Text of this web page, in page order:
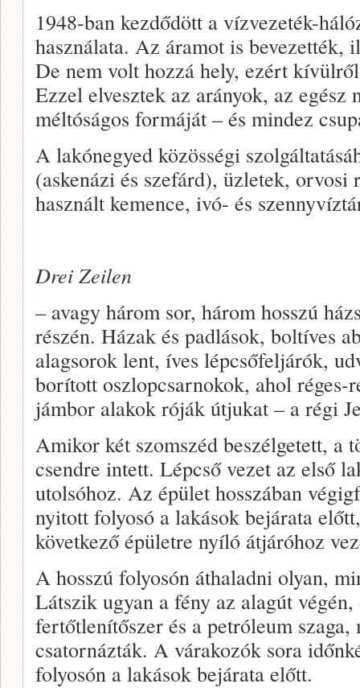
1948-ban kezdődött a vízvezeték-
használata. Az áramot is
De nem volt hozzá hely, ezért
Ezzel elvesztek az arányok, az egész
méltóságos formáját – és mindez
A lakónegyed közösségi
(askenázi és szefárd), üzletek, orvosi
használt kemence, ivó- és
Drei Zeilen
– avagy három sor, három hosszú
részén. Házak és padlások, boltíves
alagsorok lent, íves lépcsőfeljárók,
borított oszlopcsarnokok, ahol réges-
jámbor alakok róják útjukat – a régi
Amikor két szomszéd beszélgetett, a
csendre intett. Lépcső vezet az első
utolsóhoz. Az épület hosszában
nyitott folyosó a lakások bejárata
következő épületre nyíló átjáróhoz
A hosszú folyosón áthaladni olyan,
Látszik ugyan a fény az alagút
fertőtlenítőszer és a petróleum
csatornázták. A várakozók sora
folyosón a lakások bejárata előtt.